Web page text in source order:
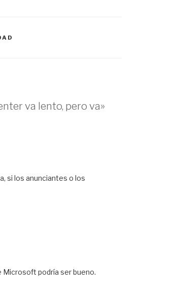
va lento, pero va»
si los anunciantes o los
Microsoft podría ser bueno.